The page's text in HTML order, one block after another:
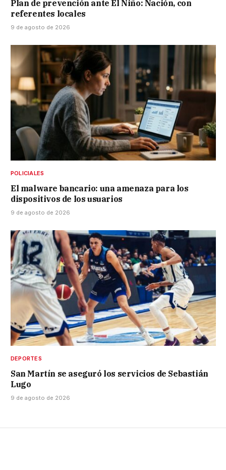
Plan de prevención ante El Niño: Nación, con
referentes locales
9 de agosto de 2026
POLICIALES
El malware bancario: una amenaza para los
dispositivos de los usuarios
9 de agosto de 2026
DEPORTES
San Martín se aseguró los servicios de Sebastián
Lugo
9 de agosto de 2026